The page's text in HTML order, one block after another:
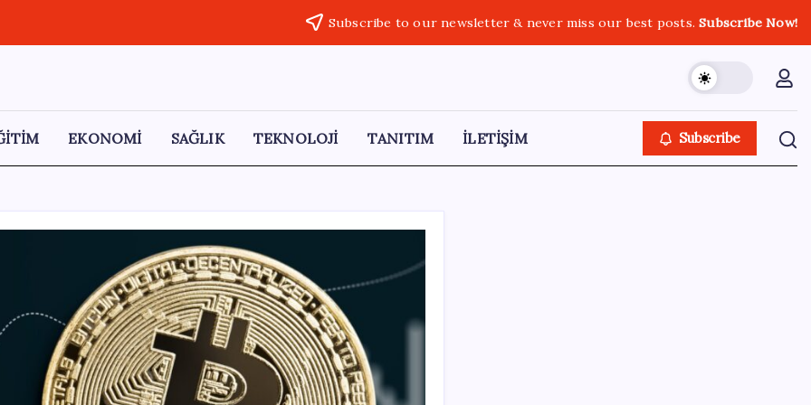
Subscribe to our newsletter & never miss our best posts.Subscribe Now!
EKONOMİ SAĞLIK TEKNOLOJİ TANITIM İLETİŞİM Subscribe